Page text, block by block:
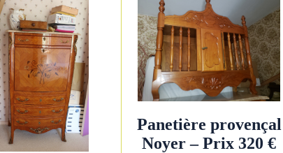
Panetière provençal
Noyer – Prix 320 €